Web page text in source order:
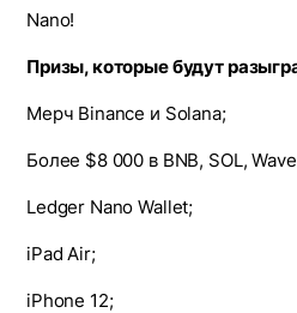
Nano!
Призы, которые будут
Мерч Binance и Solana;
Более $8 000 в BNB, SOL,
Ledger Nano Wallet;
iPad Air;
iPhone 12;